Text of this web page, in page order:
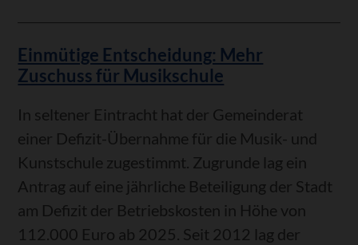
Gemeinderat
/
Mehrheit
stellt
weitere
Weichen
für
Tiefengeothermie
Einmütige Entscheidung: Mehr
Zuschuss für Musikschule
In seltener Eintracht hat der Gemeinderat
einer Defizit-Übernahme für die Musik- und
Kunstschule zugestimmt. Zugrunde lag ein
Antrag auf eine jährliche Beteiligung der Stadt
am Defizit der Betriebskosten in Höhe von
112.000 Euro ab 2025. Seit 2012 lag der